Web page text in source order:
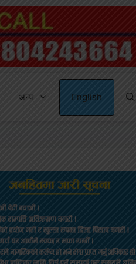
अन्य English